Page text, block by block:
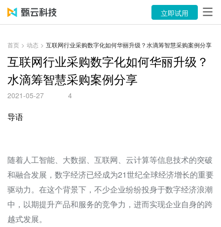
产品
案例
资源中心
立即试用
售前咨询：400-116-6869
售后服务：400-116-0808
立即试用
首页 > 动态 > 互联网行业采购数字化如何华丽升级？水滴筹智慧采购案例分享
互联网行业采购数字化如何华丽升级？
水滴筹智慧采购案例分享
2021-05-27 4
导语
随着人工智能、大数据、互联网、云计算等信息技术的突破
和融合发展，数字经济已经成为21世纪全球经济增长的重要
驱动力。在这个背景下，不少企业纷纷投身于数字经济浪潮
中，以期提升产品和服务的竞争力，进而实现企业自身的跨
越式发展。